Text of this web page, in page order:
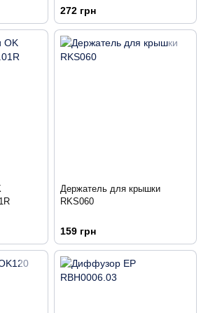
272 грн
Держатель для крышки
RKS060
159 грн